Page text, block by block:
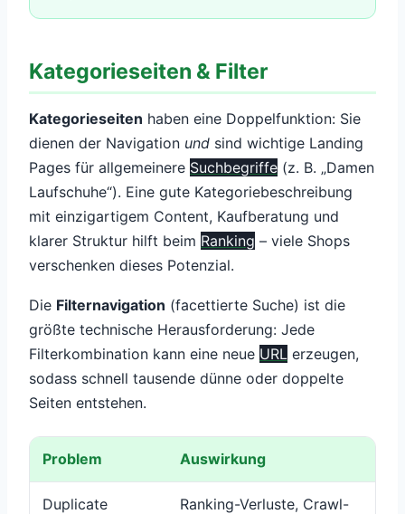
Kategorieseiten & Filter
Kategorieseiten haben eine Doppelfunktion: Sie
dienen der Navigation und sind wichtige Landing
Pages für allgemeinere Suchbegriffe (z. B. „Damen
Laufschuhe“). Eine gute Kategoriebeschreibung
mit einzigartigem Content, Kaufberatung und
klarer Struktur hilft beim Ranking – viele Shops
verschenken dieses Potenzial.
Die Filternavigation (facettierte Suche) ist die
größte technische Herausforderung: Jede
Filterkombination kann eine neue URL erzeugen,
sodass schnell tausende dünne oder doppelte
Seiten entstehen.
Problem Auswirkung
Duplicate
Ranking-Verluste, Crawl-